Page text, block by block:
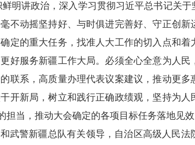
明讲政治，深入学习贯彻习近平总书记关
不动摇坚持好、与时俱进完善好、守正创
定的重大任务，找准人大工作的切入点和
好服务新疆工作大局。必须全心全意为人
联系，高质量办理代表议案建议，推动更多
开新局，树立和践行正确政绩观，坚持为人
当，推动大会确定的各项目标任务落地见效
武警新疆总队有关领导，自治区高级人民